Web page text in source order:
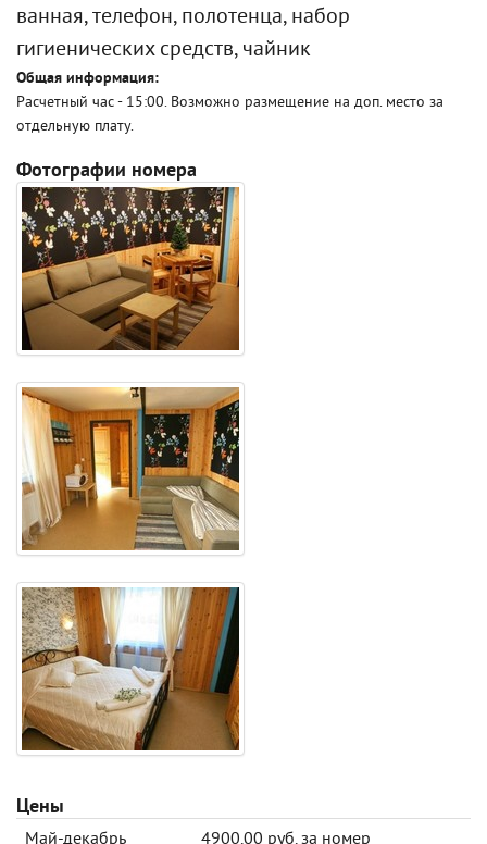
ванная, телефон, полотенца, набор
гигиенических средств, чайник
Общая информация:
Расчетный час - 15:00. Возможно размещение на доп. место за
отдельную плату.
Фотографии номера
Цены
Май-декабрь 4900.00 руб. за номер